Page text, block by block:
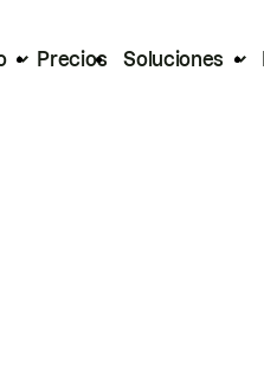
Precios Soluciones